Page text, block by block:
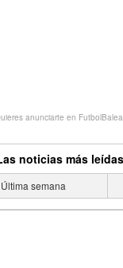
anunciarte en
noticias más leídas
Última semana